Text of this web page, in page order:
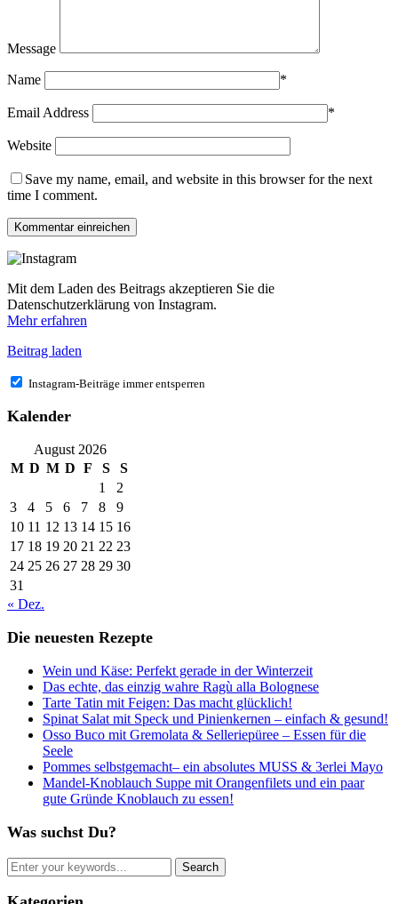
Message
Name *
Email Address *
Website
Save my name, email, and website in this browser for the next
time I comment.
Mit dem Laden des Beitrags akzeptieren Sie die
Datenschutzerklärung von Instagram.
Mehr erfahren
Beitrag laden
Instagram-Beiträge immer entsperren
Kalender
August 2026
M D M D F S
S
1
2
3
4 5 6 7 8
9
10 11 12 13 14 15 16
17 18 19 20 21 22 23
24 25 26 27 28 29 30
31
« Dez.
Die neuesten Rezepte
Wein und Käse: Perfekt gerade in der Winterzeit
Das echte, das einzig wahre Ragù alla Bolognese
Tarte Tatin mit Feigen: Das macht glücklich!
Spinat Salat mit Speck und Pinienkernen – einfach & gesund!
Osso Buco mit Gremolata & Selleriepüree – Essen für die
Seele
Pommes selbstgemacht– ein absolutes MUSS & 3erlei Mayo
Mandel-Knoblauch Suppe mit Orangenfilets und ein paar
gute Gründe Knoblauch zu essen!
Was suchst Du?